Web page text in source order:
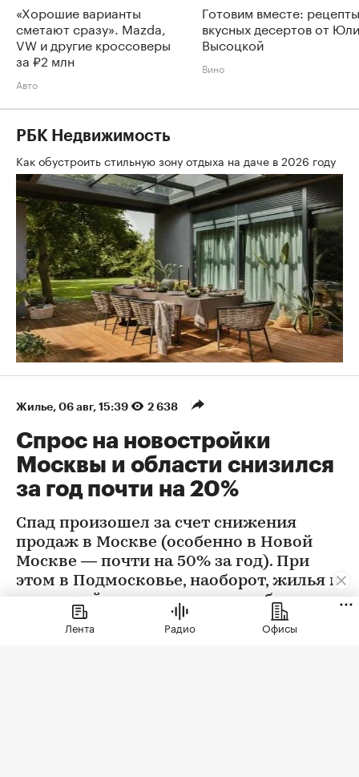
«Хорошие варианты
сметают сразу». Mazda,
VW и другие кроссоверы
за ₽2 млн
Авто
Готовим вместе: рецепты
вкусных десертов от
Высоцкой
Вино
РБК Недвижимость
Как обустроить стильную зону отдыха на даче в 2026 году
Жилье⁠, 06 авг, 15:39 2 638
Спрос на новостройки
Москвы и области снизился
за год почти на 20%
Спад произошел за счет снижения
продаж в Москве (особенно в Новой
Москве — почти на 50% за год). При
этом в Подмосковье, наоборот, жилья в
новостройках стали покупать больше
Лента
Радио Офисы